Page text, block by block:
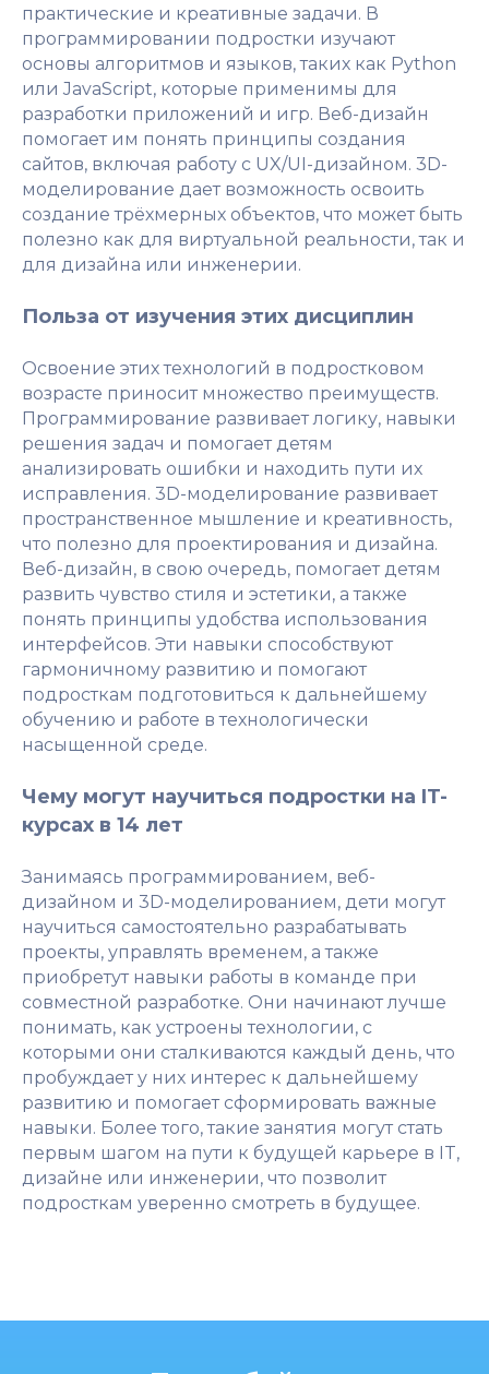
практические и креативные задачи. В
программировании подростки изучают
основы алгоритмов и языков, таких как Python
или JavaScript, которые применимы для
разработки приложений и игр. Веб-дизайн
помогает им понять принципы создания
сайтов, включая работу с UX/UI-дизайном. 3D-
моделирование дает возможность освоить
создание трёхмерных объектов, что может быть
полезно как для виртуальной реальности, так и
для дизайна или инженерии.
Польза от изучения этих дисциплин
Освоение этих технологий в подростковом
возрасте приносит множество преимуществ.
Программирование развивает логику, навыки
решения задач и помогает детям
анализировать ошибки и находить пути их
исправления. 3D-моделирование развивает
пространственное мышление и креативность,
что полезно для проектирования и дизайна.
Веб-дизайн, в свою очередь, помогает детям
развить чувство стиля и эстетики, а также
понять принципы удобства использования
интерфейсов. Эти навыки способствуют
гармоничному развитию и помогают
подросткам подготовиться к дальнейшему
обучению и работе в технологически
насыщенной среде.
Чему могут научиться подростки на IT-
курсах в 14 лет
Занимаясь программированием, веб-
дизайном и 3D-моделированием, дети могут
научиться самостоятельно разрабатывать
проекты, управлять временем, а также
приобретут навыки работы в команде при
совместной разработке. Они начинают лучше
понимать, как устроены технологии, с
которыми они сталкиваются каждый день, что
пробуждает у них интерес к дальнейшему
развитию и помогает сформировать важные
навыки. Более того, такие занятия могут стать
первым шагом на пути к будущей карьере в IT,
дизайне или инженерии, что позволит
подросткам уверенно смотреть в будущее.